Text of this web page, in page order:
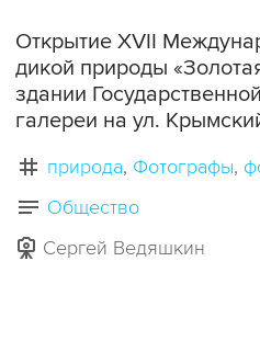
Открытие XVII
дикой природы
здании
галереи на ул.
природа Фотографы
Общество
Сергей Ведяшкин